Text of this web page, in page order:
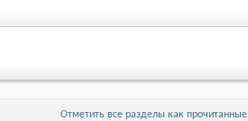
Отметить все разделы как прочитанные